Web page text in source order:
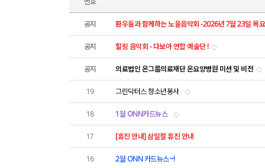
공지 환우들과 함께하는 노을음악회 -2026년 7월 23일 목
공지 힐링 음악회 - 다보아 연합 예술단 !
공지 의료법인 온그룹의료재단 온요양병원 미션 및 비전
19 그린닥터스 청소년봉사
18 1월 ONN카드뉴스
17 [휴진 안내] 삼일절 휴진 안내
16 2월 ONN 카드뉴스~!